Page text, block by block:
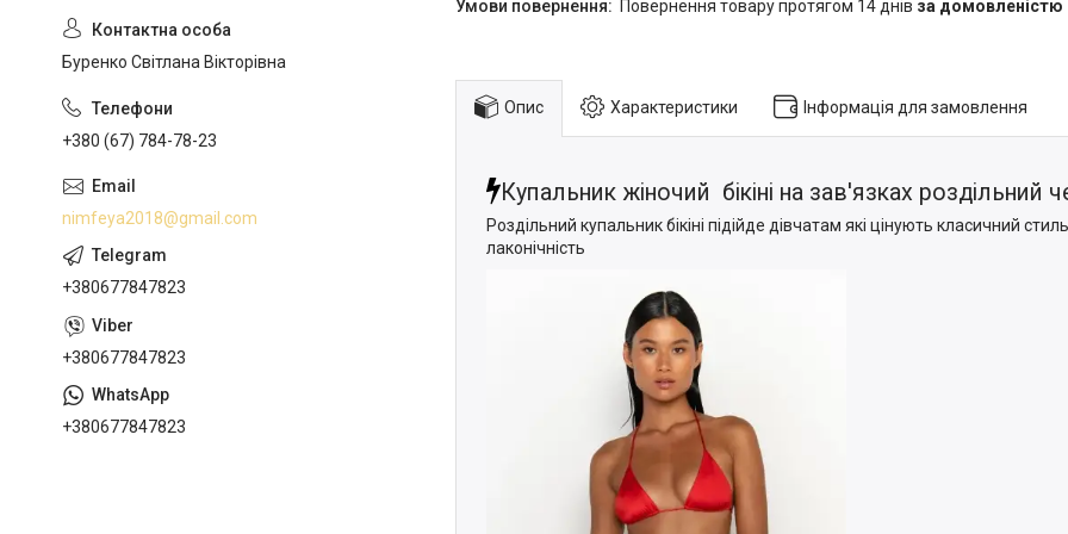
повернення товару протягом 14 днів за домовленістю
Опис Характеристики Інформація для замовлення
Купальник жіночий бікіні на зав'язках роздільний
Роздільний купальник бікіні підійде дівчатам які цінують класичний стиль
лаконічність
Буренко Світлана Вікторівна
+380 (67) 784-78-23
nimfeya2018@gmail.com
+380677847823
+380677847823
+380677847823